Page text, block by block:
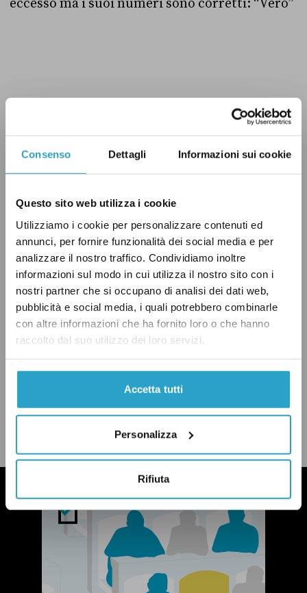
Consenso Dettagli Informazioni sui cookie
Questo sito web utilizza i cookie
Utilizziamo i cookie per personalizzare contenuti ed
annunci, per fornire funzionalità dei social media e per
analizzare il nostro traffico. Condividiamo inoltre
informazioni sul modo in cui utilizza il nostro sito con i
nostri partner che si occupano di analisi dei dati web,
pubblicità e social media, i quali potrebbero combinarle
con altre informazioni che ha fornito loro o che hanno
raccolto dal suo utilizzo dei loro servizi.
Accetta tutti
Personalizza
Rifiuta
eccesso ma i suoi numeri sono corretti: “Vero”
P.S.: per chi spera in un’inversione di tendenza
nel 2013, i dati per i primi due trimestri non
sono molto positivi ma l’Ocse segnala che
vengono raccolti i dati.
COMPETITIVITÀ ECONOMIA EURO PD
VERO
facebook
twitterwhatsapp
emailbluesky
LEGGI LA NOSTRA POLITICA DELLE CORREZIONI